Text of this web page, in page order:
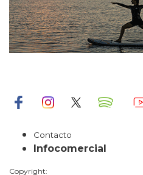
Contacto
Infocomercial
Copyright: